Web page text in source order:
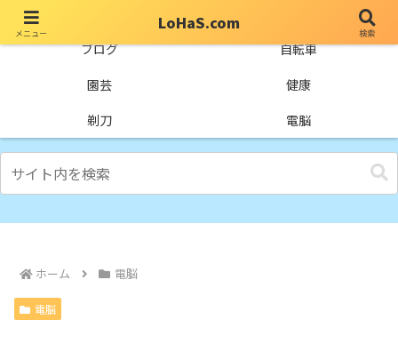
ブログ
自転車
園芸
健康
剃刀
電脳
ホーム 電脳
電脳
メニュー
LoHaS.com
検索